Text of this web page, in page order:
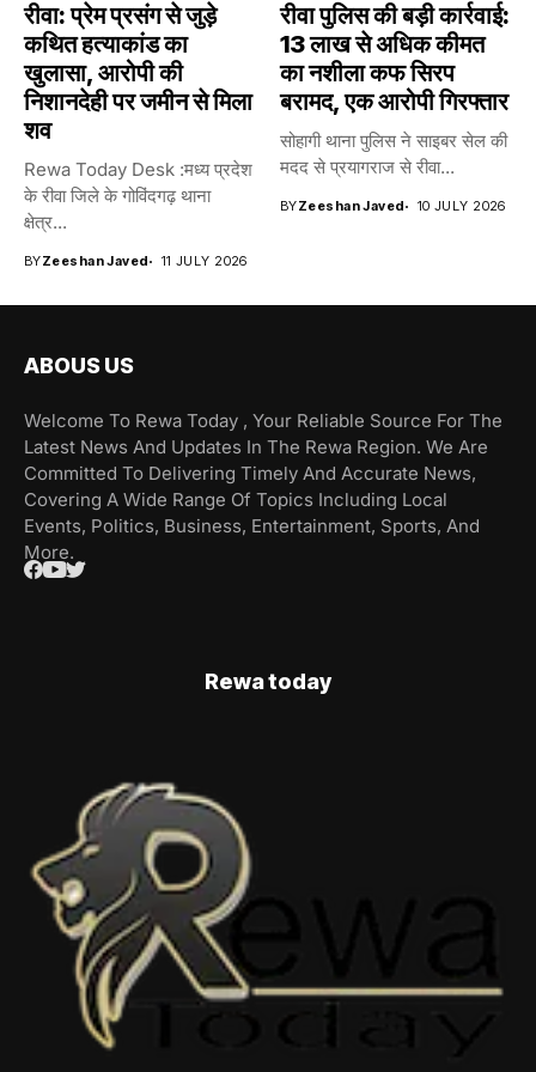
रीवा: प्रेम प्रसंग से जुड़े
कथित हत्याकांड का
खुलासा, आरोपी की
निशानदेही पर जमीन से मिला
शव
Rewa Today Desk :मध्य प्रदेश
के रीवा जिले के गोविंदगढ़ थाना
क्षेत्र...
BYZeeshan Javed 11 JULY 2026
रीवा पुलिस की बड़ी कार्रवाई:
13 लाख से अधिक कीमत
का नशीला कफ सिरप
बरामद, एक आरोपी गिरफ्तार
सोहागी थाना पुलिस ने साइबर सेल की
मदद से प्रयागराज से रीवा...
BYZeeshan Javed 10 JULY 2026
ABOUS US
Welcome To Rewa Today , Your Reliable Source For The
Latest News And Updates In The Rewa Region. We Are
Committed To Delivering Timely And Accurate News,
Covering A Wide Range Of Topics Including Local
Events, Politics, Business, Entertainment, Sports, And
More.
Rewa today